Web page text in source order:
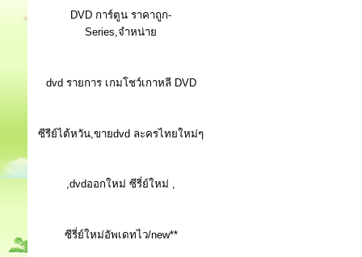
DVD การ์ตูน ราคาถูก-
Series,จำหน่าย
dvd รายการ เกมโชว์เกาหลี DVD
ซีรีย์ไต้หวัน,ขายdvd ละครไทยใหม่ๆ
,dvdออกใหม่ ซีรี่ย์ใหม่ ,
ซีรี่ย์ใหม่อัพเดทไว/new**